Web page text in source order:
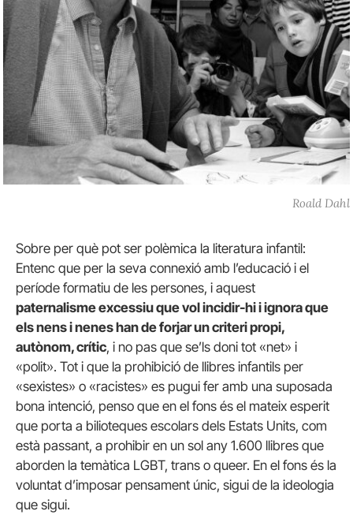
Roald Dahl
Sobre per què pot ser polèmica la literatura infantil:
Entenc que per la seva connexió amb l’educació i el
període formatiu de les persones, i aquest
paternalisme excessiu que vol incidir-hi i ignora que
els nens i nenes han de forjar un criteri propi,
autònom, crític, i no pas que se’ls doni tot «net» i
«polit». Tot i que la prohibició de llibres infantils per
«sexistes» o «racistes» es pugui fer amb una suposada
bona intenció, penso que en el fons és el mateix esperit
que porta a bilioteques escolars dels Estats Units, com
està passant, a prohibir en un sol any 1.600 llibres que
aborden la temàtica LGBT, trans o queer. En el fons és la
voluntat d’imposar pensament únic, sigui de la ideologia
que sigui.